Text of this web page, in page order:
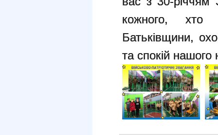
кожного, хто
Батьківщини,
та спокій нашого